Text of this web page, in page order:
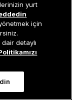
yurt
için
detaylı